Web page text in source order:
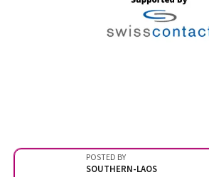
POSTED BY
SOUTHERN-LAOS